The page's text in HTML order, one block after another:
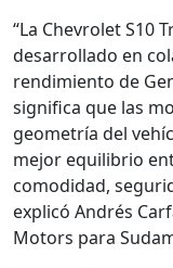
“La Chevrolet S10
desarrollado en
rendimiento de
significa que las
geometría del
mejor equilibrio
comodidad,
explicó Andrés
Motors para